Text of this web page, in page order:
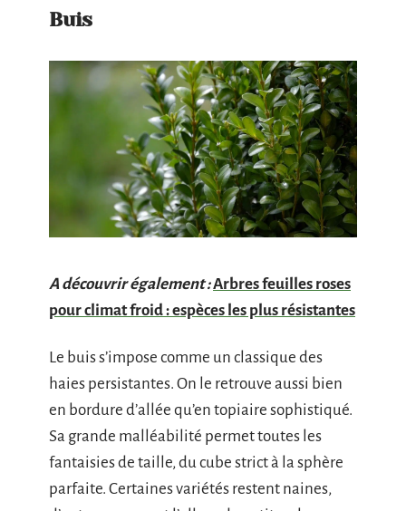
Buis
A découvrir également :Arbres feuilles roses
pour climat froid : espèces les plus résistantes
Le buis s’impose comme un classique des
haies persistantes. On le retrouve aussi bien
en bordure d’allée qu’en topiaire sophistiqué.
Sa grande malléabilité permet toutes les
fantaisies de taille, du cube strict à la sphère
parfaite. Certaines variétés restent naines,